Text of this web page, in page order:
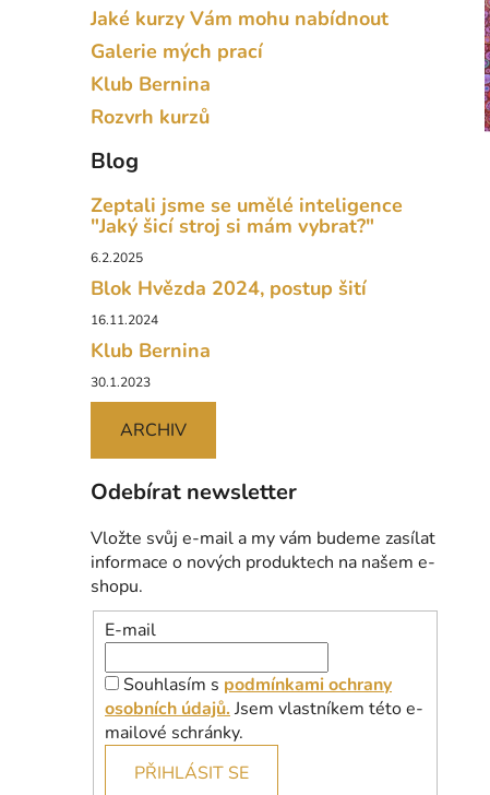
Jaké kurzy Vám mohu nabídnout
Galerie mých prací
Klub Bernina
Rozvrh kurzů
Blog
Zeptali jsme se umělé inteligence
"Jaký šicí stroj si mám vybrat?"
6.2.2025
Blok Hvězda 2024, postup šití
16.11.2024
Klub Bernina
30.1.2023
ARCHIV
Odebírat newsletter
Vložte svůj e-mail a my vám budeme zasílat
informace o nových produktech na našem e-
shopu.
E-mail
Souhlasím s podmínkami ochrany
osobních údajů. Jsem vlastníkem této e-
mailové schránky.
PŘIHLÁSIT SE